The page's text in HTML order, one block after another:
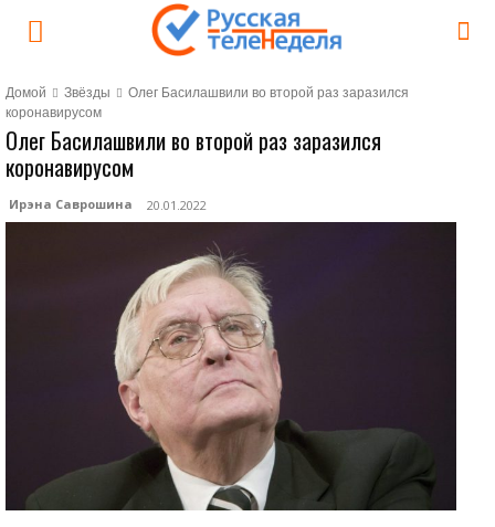
Домой Звёзды
Олег Басилашвили во второй раз заразился
коронавирусом
Олег Басилашвили во второй раз заразился
коронавирусом
Ирэна Саврошина 20.01.2022